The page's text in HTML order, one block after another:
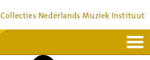
Collecties Nederlands Muziek Instituut